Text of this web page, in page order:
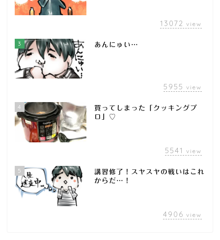
13072 view
3 あんにゅい…
5955 view
4
買ってしまった「クッキングプ
ロ」♡
5541 view
5
講習修了！スヤスヤの戦いはこれ
からだ…！
4906 view